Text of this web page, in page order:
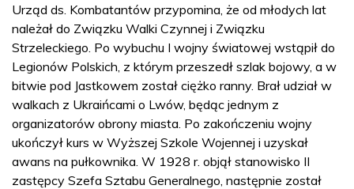
Urząd ds. Kombatantów przypomina, że od młodych lat
należał do Związku Walki Czynnej i Związku
Strzeleckiego. Po wybuchu I wojny światowej wstąpił do
Legionów Polskich, z którym przeszedł szlak bojowy, a w
bitwie pod Jastkowem został ciężko ranny. Brał udział w
walkach z Ukraińcami o Lwów, będąc jednym z
organizatorów obrony miasta. Po zakończeniu wojny
ukończył kurs w Wyższej Szkole Wojennej i uzyskał
awans na pułkownika. W 1928 r. objął stanowisko II
zastępcy Szefa Sztabu Generalnego, następnie został